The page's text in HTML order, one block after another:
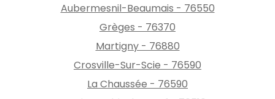
officiels suivants :
https://www.bloctel.gouv.f
: Inscription sur la liste
d’opposition téléphonique
https://www.33700.fr:
Aubermesnil-Beaumais - 76550
Grèges - 76370
Martigny - 76880
Crosville-Sur-Scie - 76590
La Chaussée - 76590